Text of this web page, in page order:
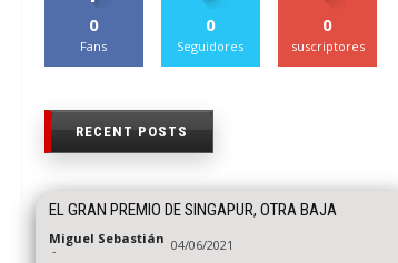
0
Fans
0
Seguidores
0
suscriptores
RECENT POSTS
EL GRAN PREMIO DE SINGAPUR, OTRA BAJA
Miguel Sebastián
- 04/06/2021